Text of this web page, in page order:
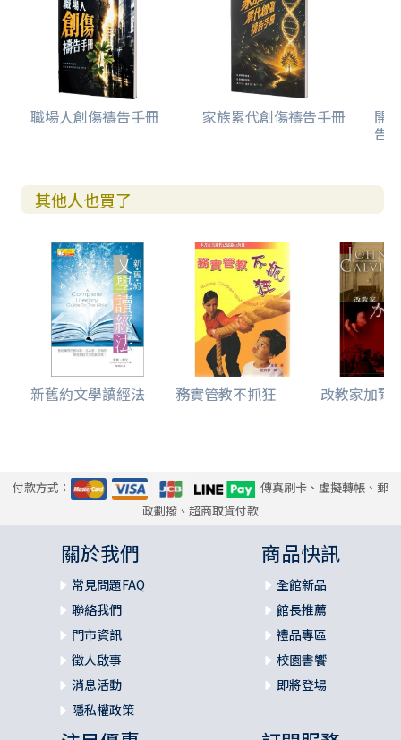
職場人創傷禱告手冊 家族累代創傷禱告手冊 開
告(
其他人也買了
新舊約文學讀經法 務實管教不抓狂 改教家加爾
付款方式：
傳真刷卡、虛擬轉帳、郵
政劃撥、超商取貨付款
關於我們
常見問題FAQ
聯絡我們
門市資訊
徵人啟事
消息活動
隱私權政策
商品快訊
全館新品
館長推薦
禮品專區
校園書饗
即將登場